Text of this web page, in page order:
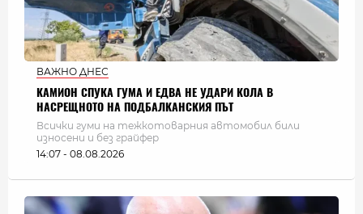
ВАЖНО ДНЕС
КАМИОН СПУКА ГУМА И ЕДВА НЕ УДАРИ КОЛА В
НАСРЕЩНОТО НА ПОДБАЛКАНСКИЯ ПЪТ
Всички гуми на тежкотоварния автомобил били
износени и без грайфер
14:07 - 08.08.2026